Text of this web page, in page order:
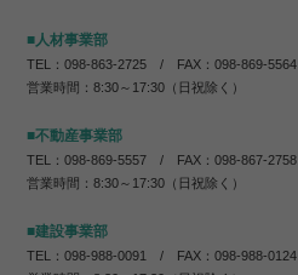
■人材事業部
TEL：098-863-2725 / FAX：098-869-5564
営業時間：8:30～17:30（日祝除く）
■不動産事業部
TEL：098-869-5557 / FAX：098-867-2758
営業時間：8:30～17:30（日祝除く）
■建設事業部
TEL：098-988-0091 / FAX：098-988-0124